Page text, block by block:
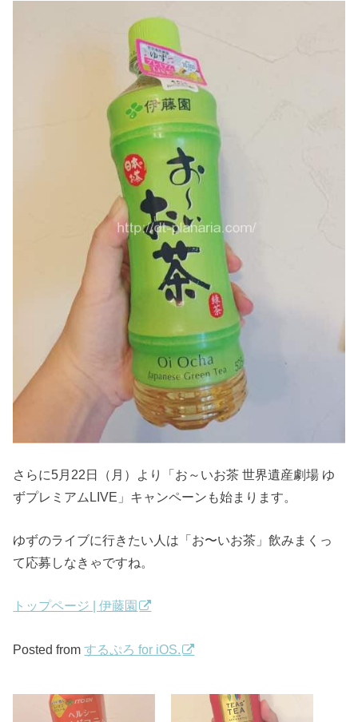
さらに5月22日（月）より「お～いお茶 世界遺産劇場 ゆ
ずプレミアムLIVE」キャンペーンも始まります。
ゆずのライブに行きたい人は「お〜いお茶」飲みまくっ
て応募しなきゃですね。
トップページ | 伊藤園
Posted fromするぷろ for iOS.